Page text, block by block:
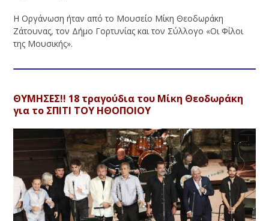
Η Οργάνωση ήταν από το Μουσείο Μίκη Θεοδωράκη
Ζάτουνας, τον Δήμο Γορτυνίας και τον Σύλλογο «Οι Φίλοι
της Μουσικής».
ΘΥΜΗΣΕΣ!! 18 τραγούδια του Μίκη Θεοδωράκη
για το ΣΠΙΤΙ ΤΟΥ ΗΘΟΠΟΙΟΥ